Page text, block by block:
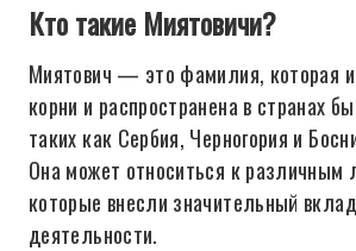
Кто такие Миятовичи?
Миятович — это фамилия, которая
корни и распространена в странах
таких как Сербия, Черногория и
Она может относиться к различным
которые внесли значительный
деятельности.